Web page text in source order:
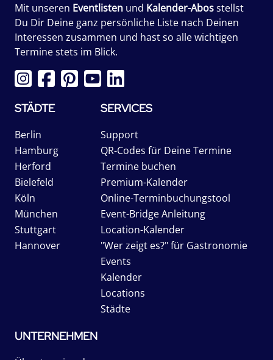
Mit unseren Eventlisten und Kalender-Abosstellst
Du Dir Deine ganz persönliche Liste nach Deinen
Interessen zusammen und hast so alle wichtigen
Termine stets im Blick.
STÄDTE
Berlin
Hamburg
Herford
Bielefeld
Köln
München
Stuttgart
Hannover
SERVICES
Support
QR-Codes für Deine Termine
Termine buchen
Premium-Kalender
Online-Terminbuchungstool
Event-Bridge Anleitung
Location-Kalender
"Wer zeigt es?" für Gastronomie
Events
Kalender
Locations
Städte
UNTERNEHMEN